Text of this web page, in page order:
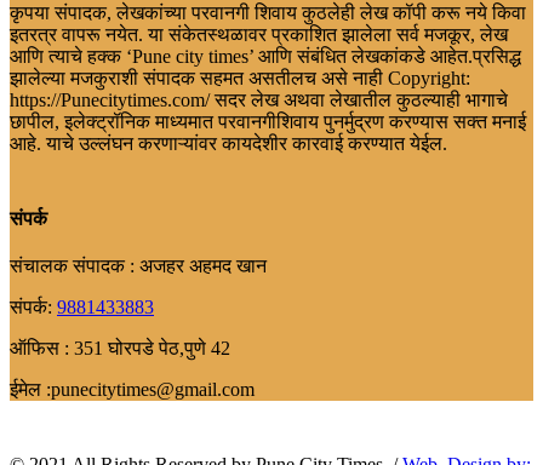
कृपया संपादक, लेखकांच्या परवानगी शिवाय कुठलेही लेख कॉपी करू नये किवा
इतरत्र वापरू नयेत. या संकेतस्थळावर प्रकाशित झालेला सर्व मजकूर, लेख
आणि त्याचे हक्क ‘Pune city times’ आणि संबंधित लेखकांकडे आहेत.प्रसिद्ध
झालेल्या मजकुराशी संपादक सहमत असतीलच असे नाही Copyright:
https://Punecitytimes.com/ सदर लेख अथवा लेखातील कुठल्याही भागाचे
छापील, इलेक्ट्रॉनिक माध्यमात परवानगीशिवाय पुनर्मुद्रण करण्यास सक्त मनाई
आहे. याचे उल्लंघन करणाऱ्यांवर कायदेशीर कारवाई करण्यात येईल.
संपर्क
संचालक संपादक : अजहर अहमद खान
संपर्क: 9881433883
ऑफिस : 351 घोरपडे पेठ,पुणे 42
ईमेल :punecitytimes@gmail.com